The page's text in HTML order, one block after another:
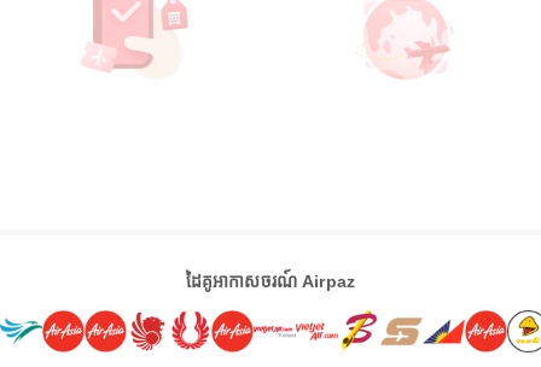
ដៃគូអាកាសចរណ៍ Airpaz